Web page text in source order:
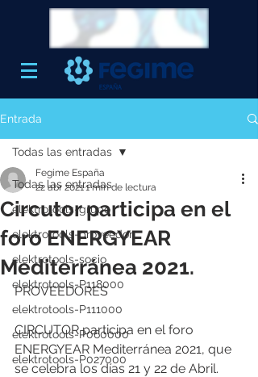
Entrada
Todas las entradas
elektrotools-grupo
elektrotools-proveedor
elektrotools-socio
elektrotools-P118000
elektrotools-P111000
elektrotools-P060000
elektrotools-P027000
Todas las entradas
Circutor participa en el
foro ENERGYEAR
Mediterránea 2021.
Fegime España
22 abr 20211 min de lectura
PROVEEDORES
CIRCUTOR participa en el foro
ENERGYEAR Mediterránea 2021, que
se celebra los días 21 y 22 de Abril.